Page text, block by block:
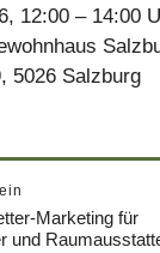
12:00 – 14:00
5026 Salzburg
Marketing für
und